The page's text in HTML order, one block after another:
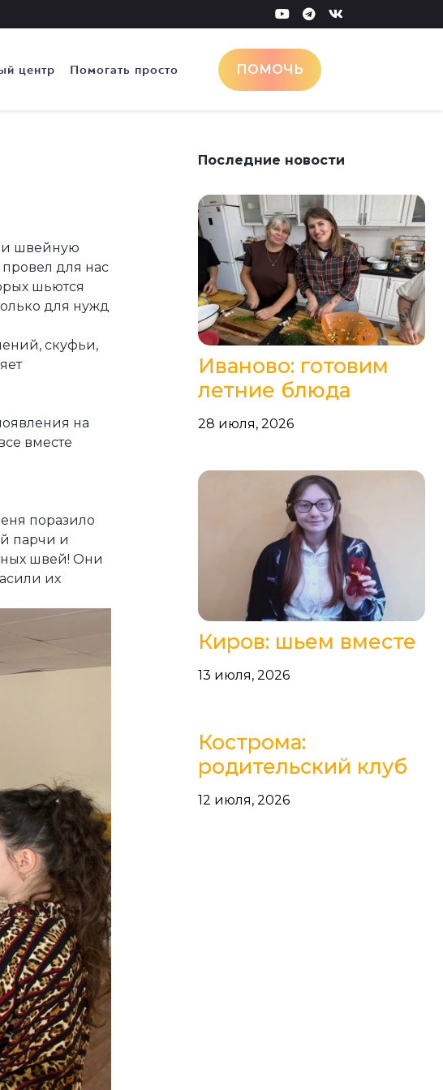
центр Помогать просто ПОМОЧЬ
швейную
для нас
шьются
для нужд
скуфьи,
на
вместе
поразило
парчи и
швей! Они
их
Последние новости
Иваново: готовим
летние блюда
28 июля, 2026
Киров: шьем вместе
13 июля, 2026
Кострома:
родительский клуб
12 июля, 2026